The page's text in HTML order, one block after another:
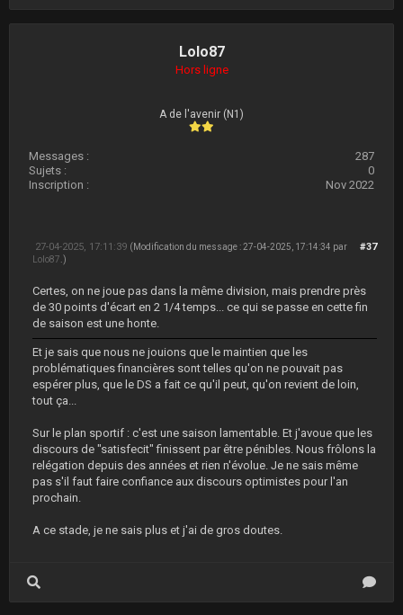
Lolo87
Hors ligne
A de l'avenir (N1)
Messages :
287
Sujets :
0
Inscription :
Nov 2022
#37
27-04-2025, 17:11:39 (Modification du message : 27-04-2025, 17:14:34 par
Lolo87 .)
Certes, on ne joue pas dans la même division, mais prendre près
de 30 points d'écart en 2 1/4 temps... ce qui se passe en cette fin
de saison est une honte.
Et je sais que nous ne jouions que le maintien que les
problématiques financières sont telles qu'on ne pouvait pas
espérer plus, que le DS a fait ce qu'il peut, qu'on revient de loin,
tout ça...
Sur le plan sportif : c'est une saison lamentable. Et j'avoue que les
discours de "satisfecit" finissent par être pénibles. Nous frôlons la
relégation depuis des années et rien n'évolue. Je ne sais même
pas s'il faut faire confiance aux discours optimistes pour l'an
prochain.
A ce stade, je ne sais plus et j'ai de gros doutes.